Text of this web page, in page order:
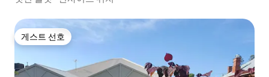
게스트 선호
게스트 선호